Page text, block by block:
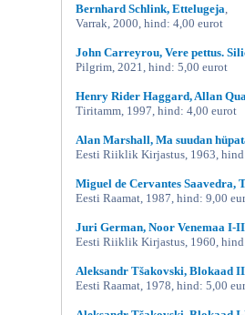
Bernhard Schlink, Ettelugeja
Varrak, 2000, hind: 4,00 eurot
John Carreyrou, Vere pettus.
Pilgrim, 2021, hind: 5,00 eurot
Henry Rider Haggard, Allan
Tiritamm, 1997, hind: 4,00 eurot
Alan Marshall, Ma suudan
Eesti Riiklik Kirjastus, 1963,
Miguel de Cervantes Saavedra,
Eesti Raamat, 1987, hind: 9,00
Juri German, Noor Venemaa I-II
Eesti Riiklik Kirjastus, 1960,
Aleksandr Tšakovski, Blokaad
Eesti Raamat, 1978, hind: 5,00